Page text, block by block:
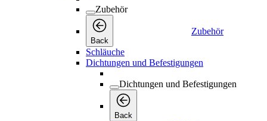
Zubehör
Back
Zubehör
Schläuche
Dichtungen und Befestigungen
Dichtungen und Befestigungen
Back